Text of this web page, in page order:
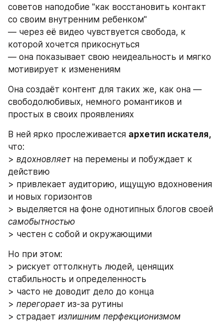
советов наподобие "как восстановить контакт
со своим внутренним ребенком"
— через её видео чувствуется свобода, к
которой хочется прикоснуться
— она показывает свою неидеальность и мягко
мотивирует к изменениям
Она создаёт контент для таких же, как она —
свободолюбивых, немного романтиков и
простых в своих проявлениях
В ней ярко прослеживается архетип искателя,
что:
> вдохновляет на перемены и побуждает к
действию
> привлекает аудиторию, ищущую вдохновения
и новых горизонтов
самобытностью
> честен с собой и окружающими
Но при этом:
> рискует оттолкнуть людей, ценящих
стабильность и определенность
> часто не доводит дело до конца
> перегорает из-за рутины
> страдает излишним перфекционизмом